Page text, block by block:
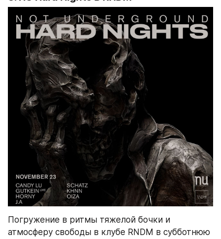
Погружение в ритмы тяжелой бочки и
атмосферу свободы в клубе RNDM в субботнюю